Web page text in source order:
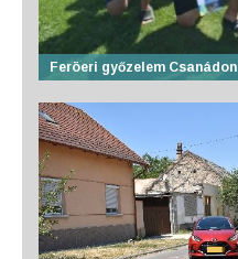
Feröeri győzelem Csanádon